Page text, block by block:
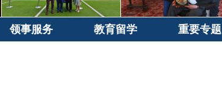
领事服务 教育留学 重要专题